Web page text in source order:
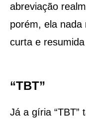
abreviação
porém, ela
curta e resumida
“TBT”
Já a gíria “TBT”